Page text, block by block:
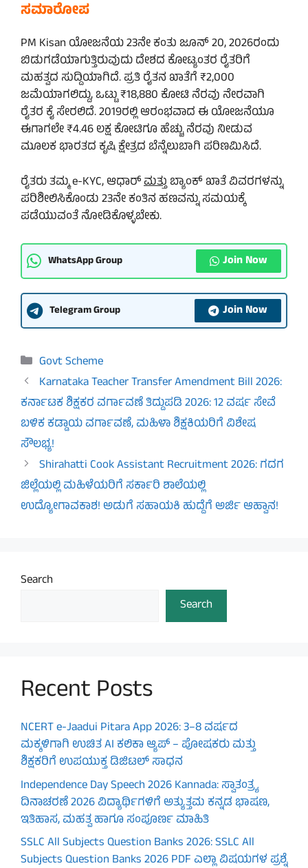
ಸಮಾರೋಪ
PM Kisan ಯೋಜನೆಯ 23ನೇ ಕಂತು ಜೂನ್ 20, 2026ರಂದು
ಬಿಡುಗಡೆಯಾಗುತ್ತಿರುವುದು ದೇಶದ ಕೋಟ್ಯಂತರ ರೈತರಿಗೆ
ಮಹತ್ವದ ಸುದ್ದಿಯಾಗಿದೆ. ಪ್ರತಿ ರೈತನ ಖಾತೆಗೆ ₹2,000
ಜಮೆಯಾಗಲಿದ್ದು, ಒಟ್ಟು ₹18,880 ಕೋಟಿ ನೆರವು ನೇರವಾಗಿ
ರೈತರ ಕೈ ಸೇರಲಿದೆ. 2019ರಲ್ಲಿ ಆರಂಭವಾದ ಈ ಯೋಜನೆಯೂ
ಈಗಾಗಲೇ ₹4.46 ಲಕ್ಷ ಕೋಟಿಗೂ ಹೆಚ್ಚು ನೆರವು ನೀಡುವ
ಮೂಲಕ ಭಾರತದ ಕೃಷಿ ಕ್ಷೇತ್ರದ ಬೆನ್ನೆಲುಬಾಗಿ ಪರಿಣಮಿಸಿದೆ.
ರೈತರು ತಮ್ಮ e-KYC, ಆಧಾರ್ಮತ್ತುಬ್ಯಾಂಕ್ ಖಾತೆ ವಿವರಗಳನ್ನು
ಪರಿಶೀಲಿಸಿಕೊಂಡು 23ನೇ ಕಂತಿನ ಹಣವನ್ನು ಸಮಯಕ್ಕೆ
ಪಡೆಯುವಂತೆ ನೋಡಿಕೊಳ್ಳಬೇಕು.
WhatsApp Group Join Now
Telegram Group Join Now
Categories
Govt Scheme
Karnataka Teacher Transfer Amendment Bill 2026:
ಕರ್ನಾಟಕ ಶಿಕ್ಷಕರ ವರ್ಗಾವಣೆ ತಿದ್ದುಪಡಿ 2026: 12 ವರ್ಷ ಸೇವೆ
ಬಳಿಕ ಕಡ್ಡಾಯ ವರ್ಗಾವಣೆ, ಮಹಿಳಾ ಶಿಕ್ಷಕಿಯರಿಗೆ ವಿಶೇಷ
ಸೌಲಭ್ಯ!
Shirahatti Cook Assistant Recruitment 2026: ಗದಗ
ಜಿಲ್ಲೆಯಲ್ಲಿ ಮಹಿಳೆಯರಿಗೆ ಸರ್ಕಾರಿ ಶಾಲೆಯಲ್ಲಿ
ಉದ್ಯೋಗಾವಕಾಶ! ಅಡುಗೆ ಸಹಾಯಕಿ ಹುದ್ದೆಗೆ ಅರ್ಜಿ ಆಹ್ವಾನ!
Search
Search
Recent Posts
NCERT e-Jaadui Pitara App 2026: 3–8 ವರ್ಷದ
ಮಕ್ಕಳಿಗಾಗಿ ಉಚಿತ AI ಕಲಿಕಾ ಆ್ಯಪ್ – ಪೋಷಕರು ಮತ್ತು
ಶಿಕ್ಷಕರಿಗೆ ಉಪಯುಕ್ತ ಡಿಜಿಟಲ್ ಸಾಧನ
Independence Day Speech 2026 Kannada: ಸ್ವಾತಂತ್ರ್ಯ
ದಿನಾಚರಣೆ 2026 ವಿದ್ಯಾರ್ಥಿಗಳಿಗೆ ಅತ್ಯುತ್ತಮ ಕನ್ನಡ ಭಾಷಣ,
ಇತಿಹಾಸ, ಮಹತ್ವ ಹಾಗೂ ಸಂಪೂರ್ಣ ಮಾಹಿತಿ
SSLC All Subjects Question Banks 2026: SSLC All
Subjects Question Banks 2026 PDF ಎಲ್ಲಾ ವಿಷಯಗಳ ಪ್ರಶ್ನೆ